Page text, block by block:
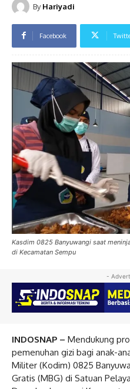
By Hariyadi
Facebook
Kasdim 0825 Banyuwangi saat
di Kecamatan Sempu
-
INDOSNAP – Mendukung
pemenuhan gizi bagi anak-
Militer (Kodim) 0825
Gratis (MBG) di Satuan